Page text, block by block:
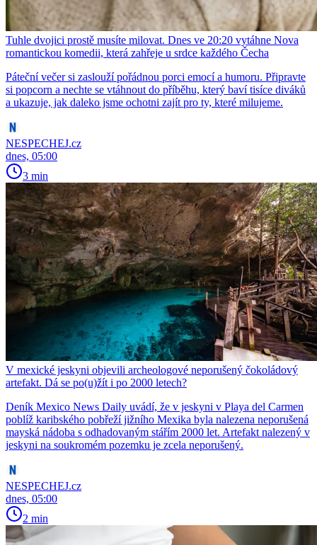
Tuhle dvojici prostě musíte milovat. Dnes ve 20:20 vytáhne Nova
romantickou komedii, která zahřeje u srdce každého Čecha
Páteční večer si zaslouží pořádnou porci emocí a humoru. Připravte
si popcorn a nechte se vtáhnout do příběhu, který baví tisíce diváků
a ukazuje, jak daleko jsme ochotni zajít pro ty, které milujeme.
NESPECHEJ.cz
dnes, 05:00
3 min
V mexické jeskyni objevili archeologové neporušený čokoládový
artefakt. Dá se po(u)žít i po 2000 letech?
Deník Mexico News Daily uvádí, že v jeskyni v Playa del Carmen
poblíž karibského pobřeží jižního Mexika byla nalezena neporušená
mayská nádoba s odhadovaným stářím 2000 let. Artefakt nalezený v
jeskyni na soukromém pozemku je zcela neporušený.
NESPECHEJ.cz
dnes, 05:00
2 min